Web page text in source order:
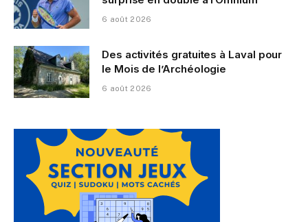
6 août 2026
Des activités gratuites à Laval pour
le Mois de l’Archéologie
6 août 2026